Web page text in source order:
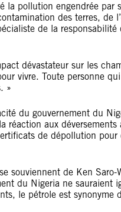
la pollution engendrée par
des terres, de l’
de la
dévastateur sur les
vivre. Toute personne
»
du gouvernement du
réaction aux
de dépollution
souviennent de Ken
du Nigeria ne sauraient
le pétrole est synonyme